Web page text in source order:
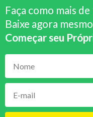
Faça como mais
Baixe agora
Começar seu